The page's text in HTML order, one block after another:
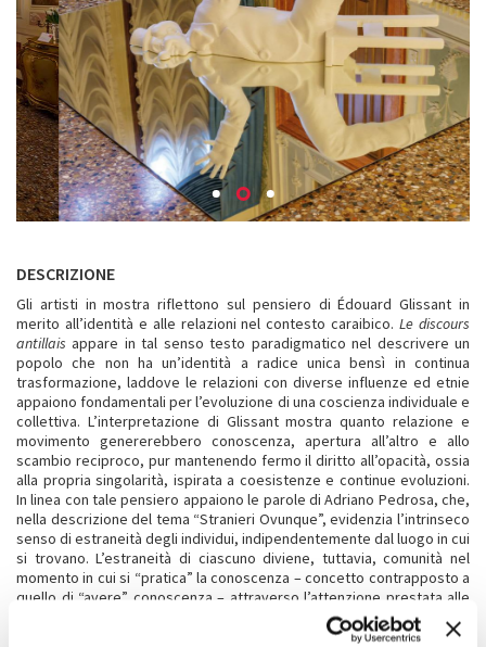
DESCRIZIONE
Gli artisti in mostra riflettono sul pensiero di Édouard Glissant in
merito all’identità e alle relazioni nel contesto caraibico.Le discours
antillaisappare in tal senso testo paradigmatico nel descrivere un
popolo che non ha un’identità a radice unica bensì in continua
trasformazione, laddove le relazioni con diverse influenze ed etnie
appaiono fondamentali per l’evoluzione di una coscienza individuale e
collettiva. L’interpretazione di Glissant mostra quanto relazione e
movimento genererebbero conoscenza, apertura all’altro e allo
scambio reciproco, pur mantenendo fermo il diritto all’opacità, ossia
alla propria singolarità, ispirata a coesistenze e continue evoluzioni.
In linea con tale pensiero appaiono le parole di Adriano Pedrosa, che,
nella descrizione del tema “Stranieri Ovunque”, evidenzia l’intrinseco
senso di estraneità degli individui, indipendentemente dal luogo in cui
si trovano. L’estraneità di ciascuno diviene, tuttavia, comunità nel
momento in cui si “pratica” la conoscenza – concetto contrapposto a
quello di “avere” conoscenza – attraverso l’attenzione prestata alle
relazioni tra le cose o semplicemente raccontando il loro vissuto
nell’ambito di una reciproca “corrispondenza” (Tim Ingold), affinché